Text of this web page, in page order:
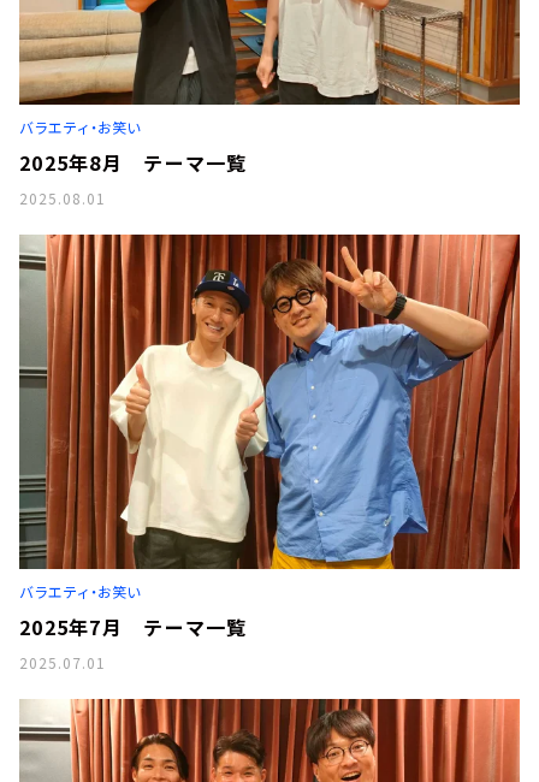
バラエティ・お笑い
2025年8月 テーマ一覧
2025.08.01
バラエティ・お笑い
2025年7月 テーマ一覧
2025.07.01